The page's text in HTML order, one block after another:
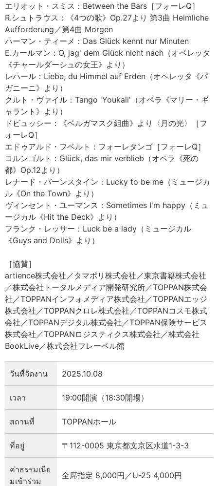
エリオット・スミス：Between the Bars［フォーレQ］
R.シュトラウス：《4つの歌》Op.27より 第3曲 Heimliche
Aufforderung／第4曲 Morgen
ハーマン・ティーメ：Das Glück kennt nur Minuten
E.カールマン：O, jag' dem Glück nicht nach（オペレッタ
《チャールダーシュの女王》より）
レハール：Liebe, du Himmel auf Erden（オペレッタ《パ
ガニーニ》より）
クルト・ヴァイル：Tango 'Youkali'（オペラ《マリー・ギ
ャラント》より）
ドビュッシー：《ベルガマスク組曲》より〈月の光〉［フ
ォーレQ］
エドゥアルド・フベルト：フォーレタンゴ［フォーレQ］
コルンゴルト：Glück, das mir verblieb（オペラ《死の
都》Op.12より）
レナード・バーンスタイン：Lucky to be me（ミュージカ
ル《On the Town》より）
ヴィンセント・ユーマンス：Sometimes I'm happy（ミュ
ージカル《Hit the Deck》より）
フランク・レッサー：Luck be a lady（ミュージカル
《Guys and Dolls》より）
［協賛］
artience株式会社／タマポリ株式会社／東京書籍株式会社
／株式会社トータルメディア開発研究所／TOPPAN株式会
社／TOPPANインフォメディア株式会社／TOPPANエッジ
株式会社／TOPPANクロレ株式会社／TOPPANコスモ株式
会社／TOPPANデジタル株式会社／TOPPAN保険サービス
株式会社／TOPPANロジスティクス株式会社／株式会社
BookLive／株式会社フレーベル館
วันที่จัดงาน 2025.10.08
เวลา 19:00開演（18:30開場）
สถานที่ TOPPANホール
ที่อยู่ 〒112-0005 東京都文京区水道1-3-3
ค่าธรรมเนีย
มเข้าร่วม
全席指定 8,000円／U-25 4,000円